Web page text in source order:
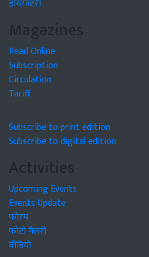
डायरेक्टरी
Magazines
Read Online
Subscription
Circulation
Tariff
Subscribe to print edition
Subscribe to digital edition
Activities
Upcoming Events
Events Update
फोरम
फोटो गैलरी
वीडियो